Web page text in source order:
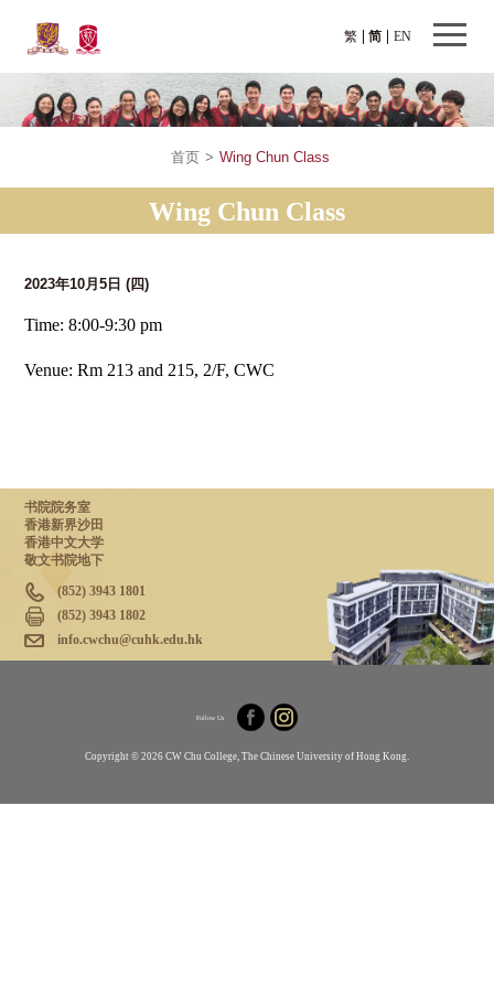
繁 EN
简
首页 > Wing Chun Class
Wing Chun Class
2023年10月5日(四)
Time: 8:00-9:30 pm
Venue: Rm 213 and 215, 2/F, CWC
书院院务室
香港新界沙田
香港中文大学
敬文书院地下
(852) 3943 1801
(852) 3943 1802
info.cwchu@cuhk.edu.hk
Follow Us
Copyright © 2026 CW Chu College, The Chinese University of Hong Kong.